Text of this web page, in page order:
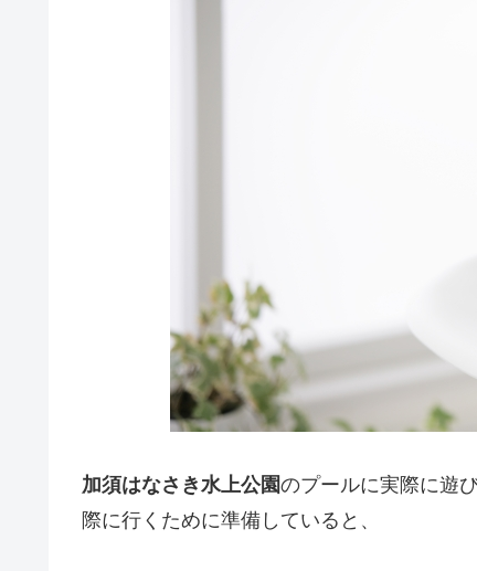
加須はなさき水上公園のプールに実際に遊
際に行くために準備していると、